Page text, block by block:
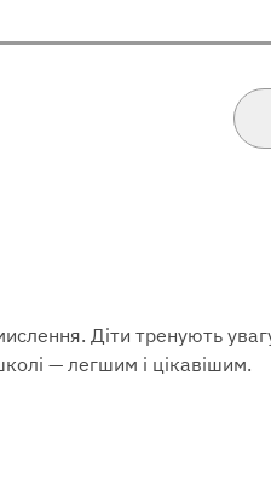
Діти тренують
— легшим і цікавішим.